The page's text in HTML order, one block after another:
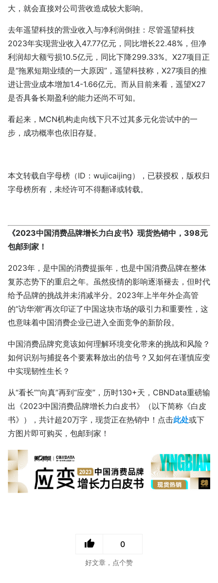
大，就会直接对公司营收造成较大影响。
去年遥望科技的营业收入与净利润倒挂：尽管遥望科技
2023年实现营业收入47.77亿元，同比增长22.48%，但净
利润却大额亏损10.5亿元，同比下降299.33%。X27项目正
是“拖累短期业绩的一大原因”，遥望科技称，X27项目的推
进让营业成本增加1.4-1.66亿元。而从目前来看，遥望X27
是否具备长期盈利的能力还尚不可知。
看起来，MCN机构走向线下只不过其多元化尝试中的一
步，成功概率也依旧存疑。
本文转载自字母榜 （ID：wujicaijing），已获授权，版权归
字母榜所有，未经许可不得翻译或转载。
《2023中国消费品牌增长力白皮书》现货热销中，398元
包邮到家！
2023年，是中国的消费提振年，也是中国消费品牌在整体
复苏态势下的重启之年。虽然疫情的影响逐渐褪去，但时代
给予品牌的挑战并未消减半分。2023年上半年外企高管
的“访华潮”再次印证了中国这块市场的吸引力和重要性，这
也意味着中国消费企业已进入全面竞争的新阶段。
中国消费品牌究竟该如何理解环境变化带来的挑战和风险？
如何识别与捕捉各个要素释放出的信号？又如何在谨慎应变
中实现韧性生长？
从“看长”“向真”再到“应变”，历时130+天，CBNData重磅输
出《2023中国消费品牌增长力白皮书》（以下简称《白皮
书》），共计超20万字，现货正在热销中！点击此处或下
方图片即可购买，包邮到家！
0
好文章，点个赞